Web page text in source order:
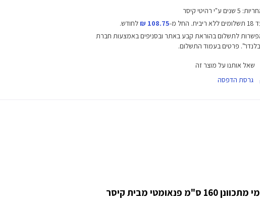
5 שנים ע"י רהיטי קיסר
ללא ריבית.
החל מ-108.75 ₪
לחודש.
לתשלום בהוראת קבע באתר ובסניפים באמצעות חברת
פרטים בעמוד התשלום.
שאל אותנו על מוצר זה
גרסת הדפסה
מבית קיסר